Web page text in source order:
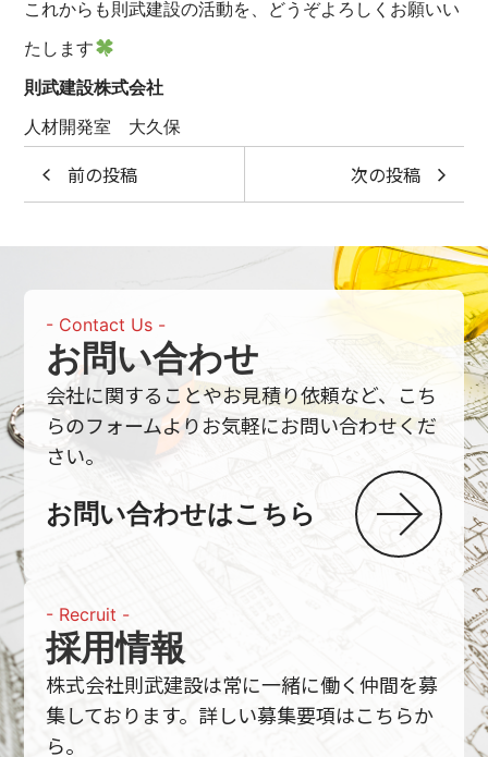
これからも則武建設の活動を、どうぞよろしくお願いい
たします
則武建設株式会社
人材開発室 大久保
前の投稿 次の投稿
お問い合わせ
- Contact Us -
会社に関することやお見積り依頼など、こち
らのフォームよりお気軽にお問い合わせくだ
さい。
お問い合わせはこちら
採用情報
- Recruit -
株式会社則武建設は常に一緒に働く仲間を募
集しております。詳しい募集要項はこちらか
ら。